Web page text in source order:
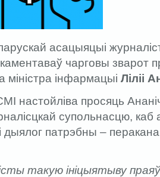
асацыяцыі
чарговы зварот
міністра інфармацыі Ліліі
настойліва просяць
супольнасцю, каб
дыялог патрэбны –
такую ініцыятыву